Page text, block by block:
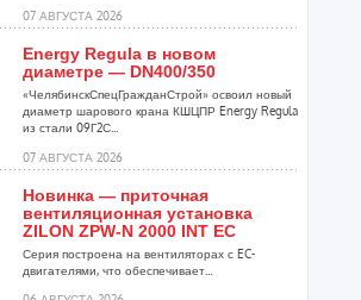
07 АВГУСТА 2026
Energy Regula в новом
диаметре — DN400/350
«ЧелябинскСпецГражданСтрой» освоил новый
диаметр шарового крана КШЦПР Energy Regula
из стали 09Г2С...
07 АВГУСТА 2026
Новинка — приточная
вентиляционная установка
ZILON ZPW-N 2000 INT EC
Серия построена на вентиляторах с EC-
двигателями, что обеспечивает...